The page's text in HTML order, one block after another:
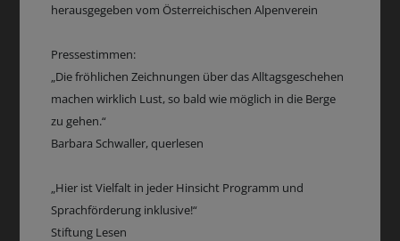
herausgegeben vom Österreichischen Alpenverein
Pressestimmen:
„Die fröhlichen Zeichnungen über das Alltagsgeschehen
machen wirklich Lust, so bald wie möglich in die Berge
zu gehen.“
Barbara Schwaller, querlesen
„Hier ist Vielfalt in jeder Hinsicht Programm und
Sprachförderung inklusive!“
Stiftung Lesen